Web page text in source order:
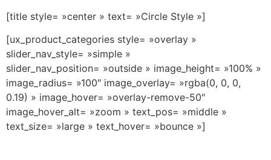
[title style= »center » text= »Circle Style »]
[ux_product_categories style= »overlay »
slider_nav_style= »simple »
slider_nav_position= »outside » image_height= »100% »
image_radius= »100″ image_overlay= »rgba(0, 0, 0,
0.19) » image_hover= »overlay-remove-50″
image_hover_alt= »zoom » text_pos= »middle »
text_size= »large » text_hover= »bounce »]